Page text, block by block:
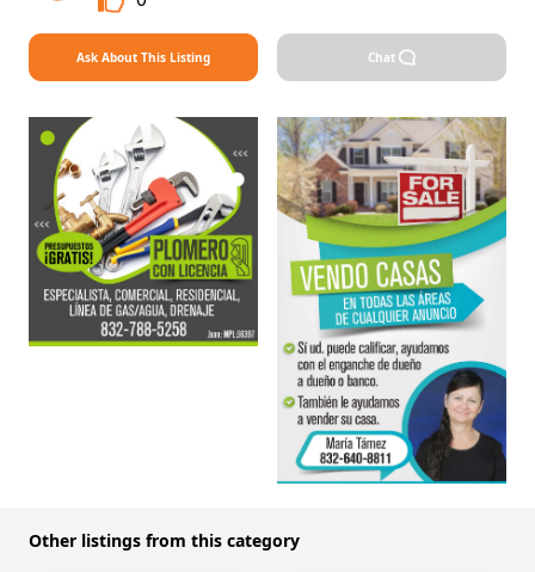
Ask About This Listing Chat
Other listings from this category